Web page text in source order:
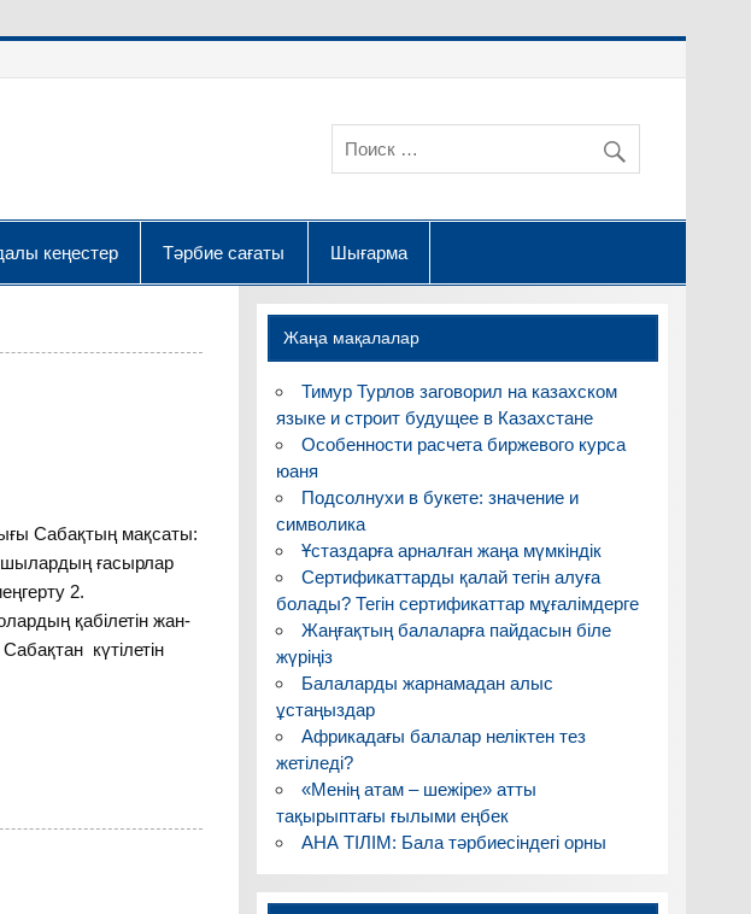
кеңестер Тәрбие сағаты Шығарма
Сабақтың мақсаты:
ғасырлар
2.
қабілетін жан-
күтілетін
Жаңа мақалалар
Тимур Турлов заговорил на казахском
языке и строит будущее в Казахстане
Особенности расчета биржевого курса
юаня
Подсолнухи в букете: значение и
символика
Ұстаздарға арналған жаңа мүмкіндік
Сертификаттарды қалай тегін алуға
болады? Тегін сертификаттар мұғалімдерге
Жаңғақтың балаларға пайдасын біле
жүріңіз
Балаларды жарнамадан алыс
ұстаңыздар
Африкадағы балалар неліктен тез
жетіледі?
«Менің атам – шежіре» атты
тақырыптағы ғылыми еңбек
АНА ТІЛІМ: Бала тәрбиесіндегі орны